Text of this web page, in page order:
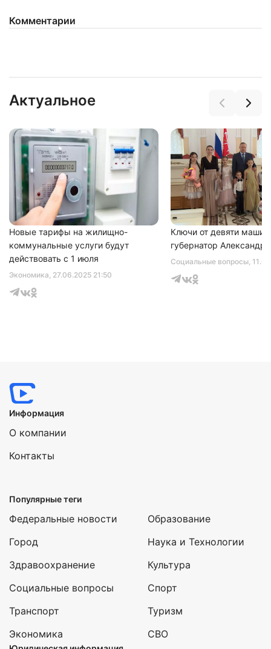
Комментарии
Актуальное
Экономика, 27.06.2025 21:50
Новые тарифы на жилищно-
коммунальные услуги будут
действовать с 1 июля
Социальные вопросы,
Ключи от девяти машин
губернатор Александр
Нажимая на кнопку "Отправить" вы
соглашаетесь сполитикой конфиденциальности
Информация
О компании
Контакты
Популярные теги
Федеральные новости
Город
Здравоохранение
Социальные вопросы
Транспорт
Экономика
Образование
Наука и Технологии
Культура
Спорт
Туризм
СВО